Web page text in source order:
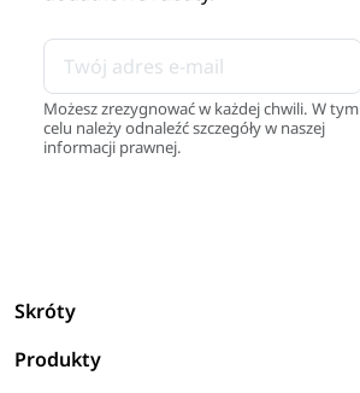
Możesz zrezygnować w każdej chwili. W tym
celu należy odnaleźć szczegóły w naszej
informacji prawnej.
Skróty
Produkty